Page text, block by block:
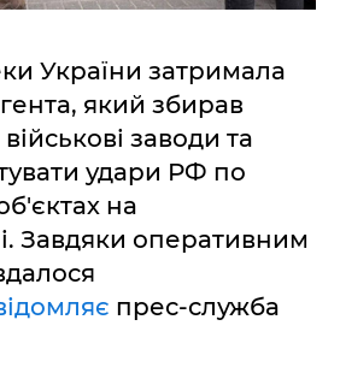
України затримала
який збирав
заводи та
удари РФ по
на
Завдяки оперативним
прес-служба